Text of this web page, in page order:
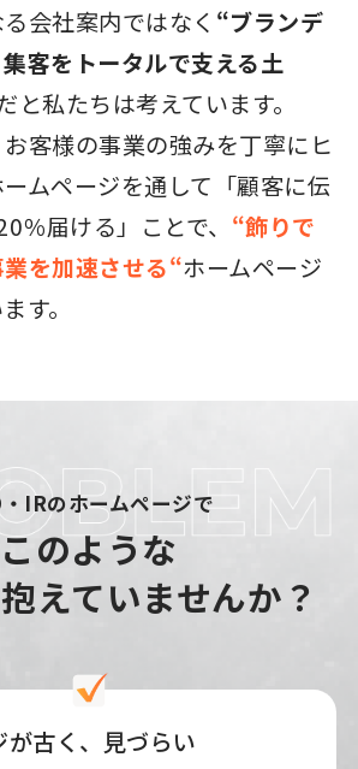
会社案内ではなく “ブランデ
客をトータルで支える土
と私たちは考えています。
客様の事業の強みを丁寧にヒ
ムページを通して「顧客に伝
％届ける」ことで、 “飾りで
を加速させる“ホームページ
す。
IRのホームページで
このような
えていませんか？
が古く、見づらい